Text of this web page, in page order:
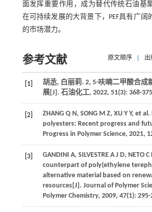
面发挥重要作用，成为替代传统石油基
在可持续发展的大背景下，PEF具有广阔
的市场潜力。
参考文献 原文顺序 出
[1]
胡丞, 白丽莉. 2, 5-呋喃二甲酸合成
展[J]. 石油化工, 2022, 51(3): 368-
[2] ZHANG Q N, SONG M Z, XU Y Y, et al.
polyesters: Recent progress and
Progress in Polymer Science, 2021,
[3] GANDINI A, SILVESTRE A J D, NETO C
counterpart of poly(ethylene
alternative material based on
resources[J]. Journal of Polymer
Polymer Chemistry, 2009, 47(1): 295-